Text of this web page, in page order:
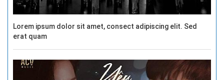
Lorem ipsum dolor sit amet, consect adipiscing elit. Sed
erat quam